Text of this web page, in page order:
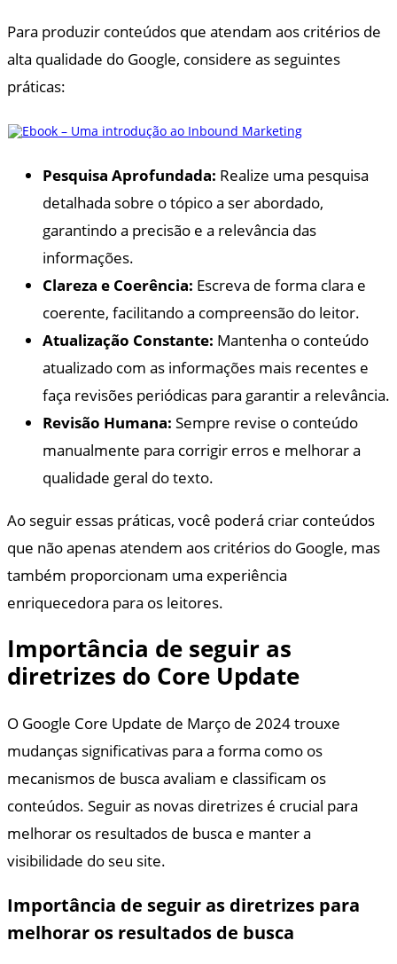
Para produzir conteúdos que atendam aos critérios de
alta qualidade do Google, considere as seguintes
práticas:
Pesquisa Aprofundada: Realize uma pesquisa
detalhada sobre o tópico a ser abordado,
garantindo a precisão e a relevância das
informações.
Clareza e Coerência: Escreva de forma clara e
coerente, facilitando a compreensão do leitor.
Atualização Constante: Mantenha o conteúdo
atualizado com as informações mais recentes e
faça revisões periódicas para garantir a relevância.
Revisão Humana: Sempre revise o conteúdo
manualmente para corrigir erros e melhorar a
qualidade geral do texto.
Ao seguir essas práticas, você poderá criar conteúdos
que não apenas atendem aos critérios do Google, mas
também proporcionam uma experiência
enriquecedora para os leitores.
Importância de seguir as
diretrizes do Core Update
O Google Core Update de Março de 2024 trouxe
mudanças significativas para a forma como os
mecanismos de busca avaliam e classificam os
conteúdos. Seguir as novas diretrizes é crucial para
melhorar os resultados de busca e manter a
visibilidade do seu site.
Importância de seguir as diretrizes para
melhorar os resultados de busca